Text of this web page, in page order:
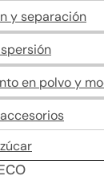
y separación
en polvo y